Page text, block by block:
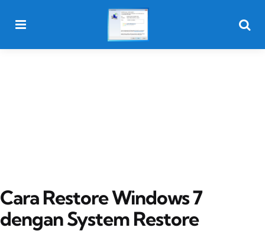
Cara Restore Windows 7
dengan System Restore